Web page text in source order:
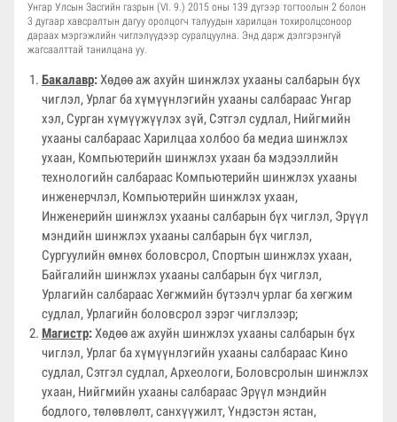
Унгар Улсын Засгийн газрын (VI. 9.) 2015 оны 139 дүгээр тогтоолын 2 болон
3 дугаар хавсралтын дагуу оролцогч талуудын харилцан тохиролцсоноор
дараах мэргэжлийн чиглэлүүдээр суралцуулна. Энд дарж дэлгэрэнгүй
жагсаалттай танилцана уу.
Бакалавр:Хөдөө аж ахуйн шинжлэх ухааны салбарын бүх
чиглэл, Урлаг ба хүмүүнлэгийн ухааны салбараас Унгар
хэл, Сурган хүмүүжүүлэх зүй, Сэтгэл судлал, Нийгмийн
ухааны салбараас Харилцаа холбоо ба медиа шинжлэх
ухаан, Компьютерийн шинжлэх ухаан ба мэдээллийн
технологийн салбараас Компьютерийн шинжлэх ухааны
инженерчлэл, Компьютерийн шинжлэх ухаан,
Инженерийн шинжлэх ухааны салбарын бүх чиглэл, Эрүүл
мэндийн шинжлэх ухааны салбарын бүх чиглэл,
Сургуулийн өмнөх боловсрол, Спортын шинжлэх ухаан,
Байгалийн шинжлэх ухааны салбарын бүх чиглэл,
Урлагийн салбараас Хөгжмийн бүтээлч урлаг ба хөгжим
судлал, Урлагийн боловсрол зэрэг чиглэлээр;
Магистр:Хөдөө аж ахуйн шинжлэх ухааны салбарын бүх
чиглэл, Урлаг ба хүмүүнлэгийн ухааны салбараас Кино
судлал, Сэтгэл судлал, Археологи, Боловсролын шинжлэх
ухаан, Нийгмийн ухааны салбараас Эрүүл мэндийн
бодлого, төлөвлөлт, санхүүжилт, Үндэстэн ястан,